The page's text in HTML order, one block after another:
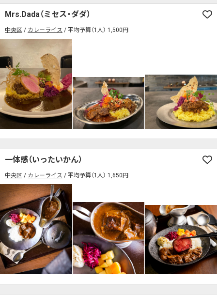
キッズメニューあり
カード決済可 電子マネー決済可
#本日のカレー見た！で特典あり
キッズメニューあり
カード決済可
#本日のカレー見た！で特典あり
検索する
Mrs.Dada（ミセス・ダダ）
中央区 カレーライス 平均予算（1人） 1,500円
一体感（いったいかん）
中央区 カレーライス 平均予算（1人） 1,650円